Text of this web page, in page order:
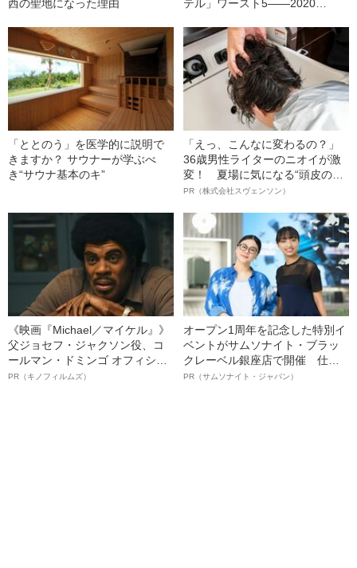
西の聖地になった理由
テル」ワースト5――2020
「ととのう」を医学的に説明で
きますか？ サウナーが学ぶべ
き“サウナ基本のキ”
「えっ、こんなに変わるの？」
36歳男性ライターのニオイが激
変！ 夏場に気になる“頭皮のニ
オイ”や“ベタつき”を解消す
ト”が生み出した徹底ケアとは
PR（株式会社スヴェンソン）
《映画『Michael／マイケル』》
父ジョセフ・ジャクソン役、コ
ールマン・ドミンゴ オフィシャ
ルインタビュー“観客を魅了した
PR（キノフィルムズ）
オープン1周年を記念した特別イ
ベントがサムソナイト・ブラッ
クレーベル銀座店で開催 仕事
も人生も自分らしく～笑顔あふ
PR（サムソナイト・ジャパン）